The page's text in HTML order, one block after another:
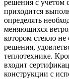
решения с учетом
приходится
определять
меняющихся
котором стекло не
решения,
теплотехнике.
входит
конструкции с